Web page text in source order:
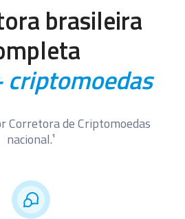
brasileira
criptomoedas
Corretora de Criptomoedas
nacional.¹